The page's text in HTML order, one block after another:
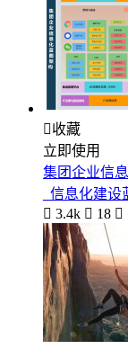
收藏
立即使用
集团企业信
_信息化建
 3.4k  18 